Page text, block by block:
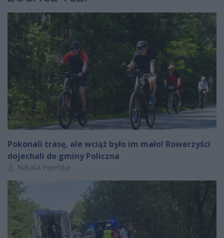
Pokonali trasę, ale wciąż było im mało! Rowerzyści
dojechali do gminy Policzna
Autor artykułu:
Natalia Pętelska